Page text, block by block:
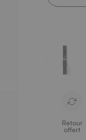
Retour
offert